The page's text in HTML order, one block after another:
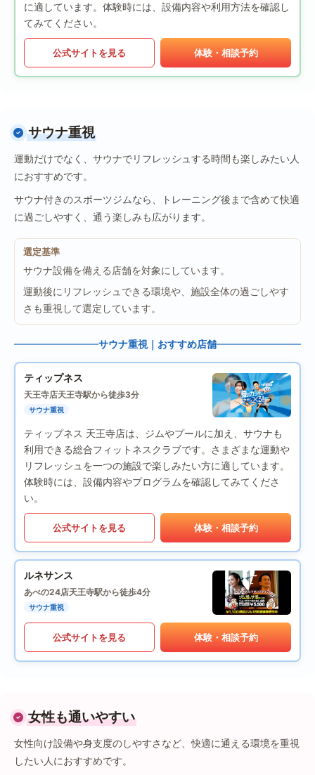
に適しています。体験時には、設備内容や利用方法を確認し
てみてください。
公式サイトを見る 体験・相談予約
サウナ重視
運動だけでなく、サウナでリフレッシュする時間も楽しみたい人
におすすめです。
サウナ付きのスポーツジムなら、トレーニング後まで含めて快適
に過ごしやすく、通う楽しみも広がります。
選定基準
サウナ設備を備える店舗を対象にしています。
運動後にリフレッシュできる環境や、施設全体の過ごしやす
さも重視して選定しています。
サウナ重視｜おすすめ店舗
ティップネス
天王寺店天王寺駅から徒歩3分
サウナ重視
ティップネス 天王寺店は、ジムやプールに加え、サウナも
利用できる総合フィットネスクラブです。さまざまな運動や
リフレッシュを一つの施設で楽しみたい方に適しています。
体験時には、設備内容やプログラムを確認してみてくださ
い。
公式サイトを見る 体験・相談予約
ルネサンス
あべの24店天王寺駅から徒歩4分
サウナ重視
公式サイトを見る 体験・相談予約
女性も通いやすい
女性向け設備や身支度のしやすさなど、快適に通える環境を重視
したい人におすすめです。